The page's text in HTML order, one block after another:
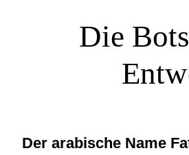
Die
Der arabische Name